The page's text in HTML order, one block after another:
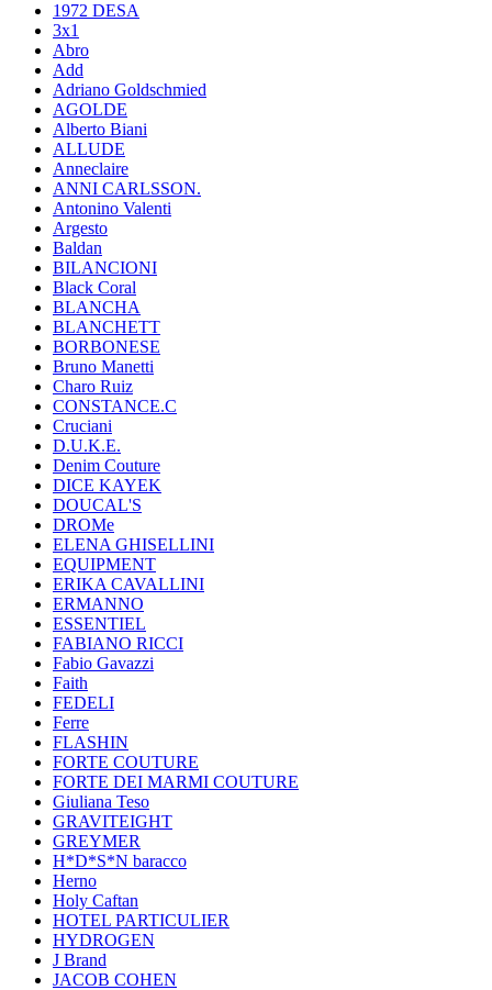
1972 DESA
3x1
Abro
Add
Adriano Goldschmied
AGOLDE
Alberto Biani
ALLUDE
Anneclaire
ANNI CARLSSON.
Antonino Valenti
Argesto
Baldan
BILANCIONI
Black Coral
BLANCHA
BLANCHETT
BORBONESE
Bruno Manetti
Charo Ruiz
CONSTANCE.C
Cruciani
D.U.K.E.
Denim Couture
DICE KAYEK
DOUCAL'S
DROMe
ELENA GHISELLINI
EQUIPMENT
ERIKA CAVALLINI
ERMANNO
ESSENTIEL
FABIANO RICCI
Fabio Gavazzi
Faith
FEDELI
Ferre
FLASHIN
FORTE COUTURE
FORTE DEI MARMI COUTURE
Giuliana Teso
GRAVITEIGHT
GREYMER
H*D*S*N baracco
Herno
Holy Caftan
HOTEL PARTICULIER
HYDROGEN
J Brand
JACOB COHEN